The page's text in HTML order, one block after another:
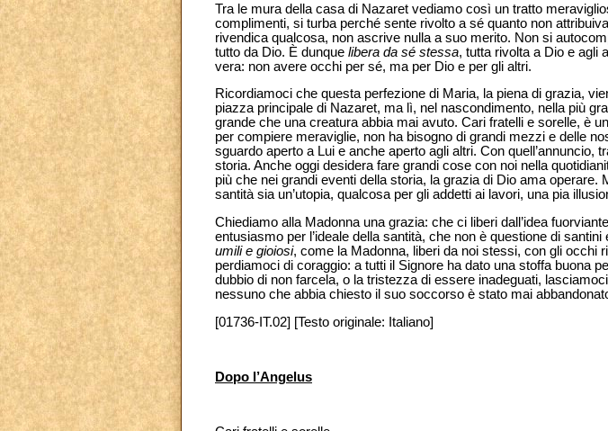
Tra le mura della casa di Nazaret vediamo così un tratto
complimenti, si turba perché sente rivolto a sé quanto non
rivendica qualcosa, non ascrive nulla a suo merito. Non si
tutto da Dio. È dunque libera da sé stessa, tutta rivolta a Dio e agli
vera: non avere occhi per sé, ma per Dio e per gli altri.
Ricordiamoci che questa perfezione di Maria, la piena di grazia,
piazza principale di Nazaret, ma lì, nel nascondimento, nella più
grande che una creatura abbia mai avuto. Cari fratelli e sorelle, è
per compiere meraviglie, non ha bisogno di grandi mezzi e delle
sguardo aperto a Lui e anche aperto agli altri. Con
storia. Anche oggi desidera fare grandi cose con noi nella
più che nei grandi eventi della storia, la grazia di Dio ama
santità sia un’utopia, qualcosa per gli addetti ai lavori, una pia
Chiediamo alla Madonna una grazia: che ci liberi dall’idea
entusiasmo per l’ideale della santità, che non è questione di
umili e gioiosi, come la Madonna, liberi da noi stessi, con gli occhi
perdiamoci di coraggio: a tutti il Signore ha dato una stoffa buona
dubbio di non farcela, o la tristezza di essere inadeguati,
nessuno che abbia chiesto il suo soccorso è stato mai
[01736-IT.02] [Testo originale: Italiano]
Dopo l’Angelus